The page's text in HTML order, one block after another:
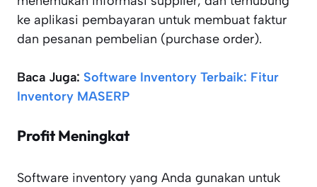
ke aplikasi pembayaran untuk membuat faktur
dan pesanan pembelian (purchase order).
Baca Juga: Software Inventory Terbaik: Fitur
Inventory MASERP
Profit Meningkat
Software inventory yang Anda gunakan untuk